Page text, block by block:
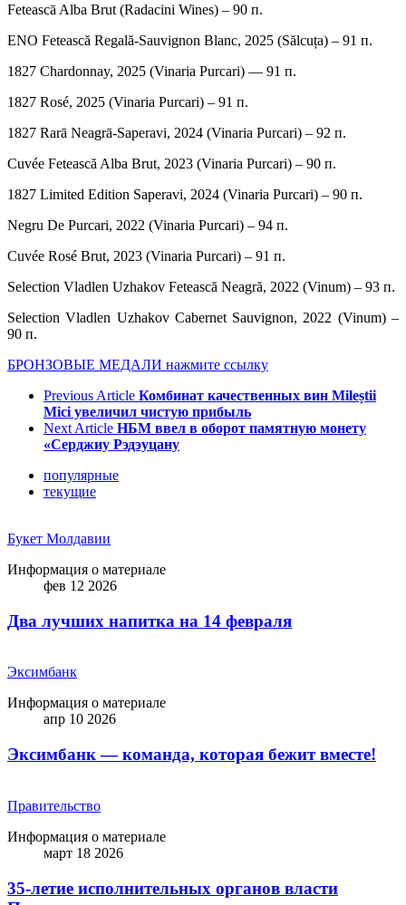
Feteascā Alba Brut (Radacini Wines) – 90 п.
ENO Fetească Regală-Sauvignon Blanc, 2025 (Sălcuța) – 91 п.
1827 Chardonnay, 2025 (Vinaria Purcari) — 91 п.
1827 Rosé, 2025 (Vinaria Purcari) – 91 п.
1827 Rarā Neagrā-Saperavi, 2024 (Vinaria Purcari) – 92 п.
Cuvée Fetească Alba Brut, 2023 (Vinaria Purcari) – 90 п.
1827 Limited Edition Saperavi, 2024 (Vinaria Purcari) – 90 п.
Negru De Purcari, 2022 (Vinaria Purcari) – 94 п.
Cuvée Rosé Brut, 2023 (Vinaria Purcari) – 91 п.
Selection Vladlen Uzhakov Fetească Neagră, 2022 (Vinum) – 93 п.
Selection Vladlen Uzhakov Cabernet Sauvignon, 2022 (Vinum) –
90 п.
БРОНЗОВЫЕ МЕДАЛИ нажмите ссылку
Previous Article Комбинат качественных вин Mileștii
Mici увеличил чистую прибыль
Next Article НБМ ввел в оборот памятную монету
«Серджиу Рэдэуцану
популярные
текущие
Букет Молдавии
Информация о материале
фев 12 2026
Два лучших напитка на 14 февраля
Эксимбанк
Информация о материале
апр 10 2026
Эксимбанк — команда, которая бежит вместе!
Правительство
Информация о материале
март 18 2026
35-летие исполнительных органов власти